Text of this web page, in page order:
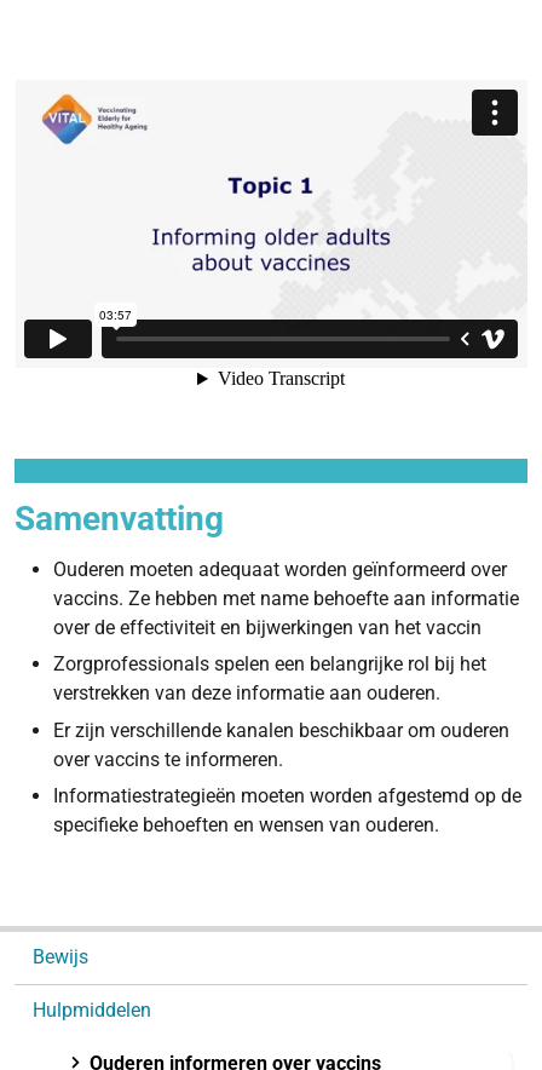
Samenvatting
Ouderen moeten adequaat worden geïnformeerd over
vaccins. Ze hebben met name behoefte aan informatie
over de effectiviteit en bijwerkingen van het vaccin
Zorgprofessionals spelen een belangrijke rol bij het
verstrekken van deze informatie aan ouderen.
Er zijn verschillende kanalen beschikbaar om ouderen
over vaccins te informeren.
Informatiestrategieën moeten worden afgestemd op de
specifieke behoeften en wensen van ouderen.
Bewijs
Hulpmiddelen
Ouderen informeren over vaccins